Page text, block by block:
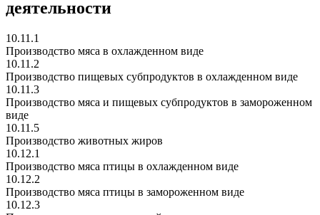
деятельности
10.11.1
Производство мяса в охлажденном виде
10.11.2
Производство пищевых субпродуктов в охлажденном виде
10.11.3
Производство мяса и пищевых субпродуктов в замороженном
виде
10.11.5
Производство животных жиров
10.12.1
Производство мяса птицы в охлажденном виде
10.12.2
Производство мяса птицы в замороженном виде
10.12.3